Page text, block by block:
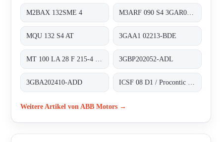
M2BAX 132SME 4
MQU 132 S4 AT 3GAA1 02213-BDE
3GBP202052-ADL
3GBA202410-ADD
Weitere Artikel von ABB Motors →